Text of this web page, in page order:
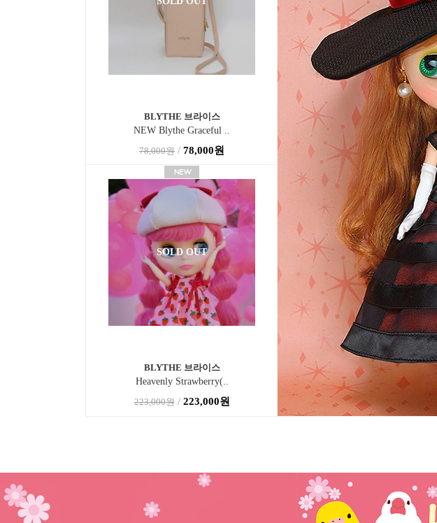
BLYTHE 브라이스
NEW Blythe Graceful ..
78,000원 / 78,000원
SOLD OUT
BLYTHE 브라이스
Heavenly Strawberry(..
223,000원/ 223,000원